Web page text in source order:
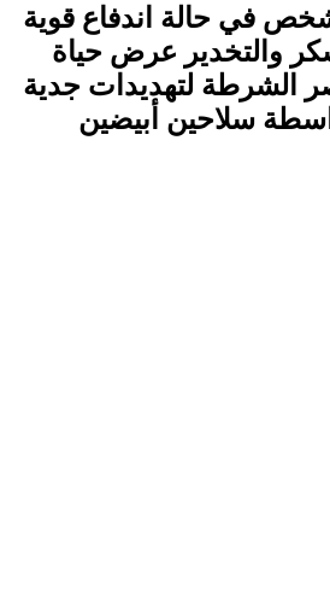
في حالة اندفاع قوية
والتخدير عرض حياة
الشرطة لتهديدات جدية
سلاحين أبيضين